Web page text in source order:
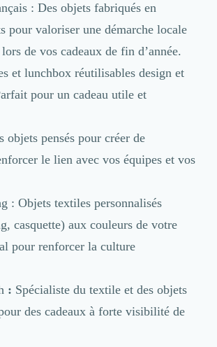
ou équipement
: Des objets fabriqués en
pour valoriser une démarche locale
de vos cadeaux de fin d’année.
et lunchbox réutilisables design et
pour un cadeau utile et
objets pensés pour créer de
le lien avec vos équipes et vos
: Objets textiles personnalisés
casquette) aux couleurs de votre
pour renforcer la culture
: Spécialiste du textile et des objets
des cadeaux à forte visibilité de